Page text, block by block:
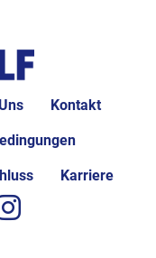
Kontakt
Karriere
instagram